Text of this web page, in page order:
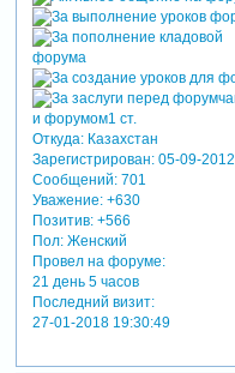
Откуда:Казахстан
Зарегистрирован: 05-09-2012
Сообщений:701
Уважение: +630
Позитив: +566
Пол:Женский
Провел на форуме:
21 день 5 часов
Последний визит:
27-01-2018 19:30:49